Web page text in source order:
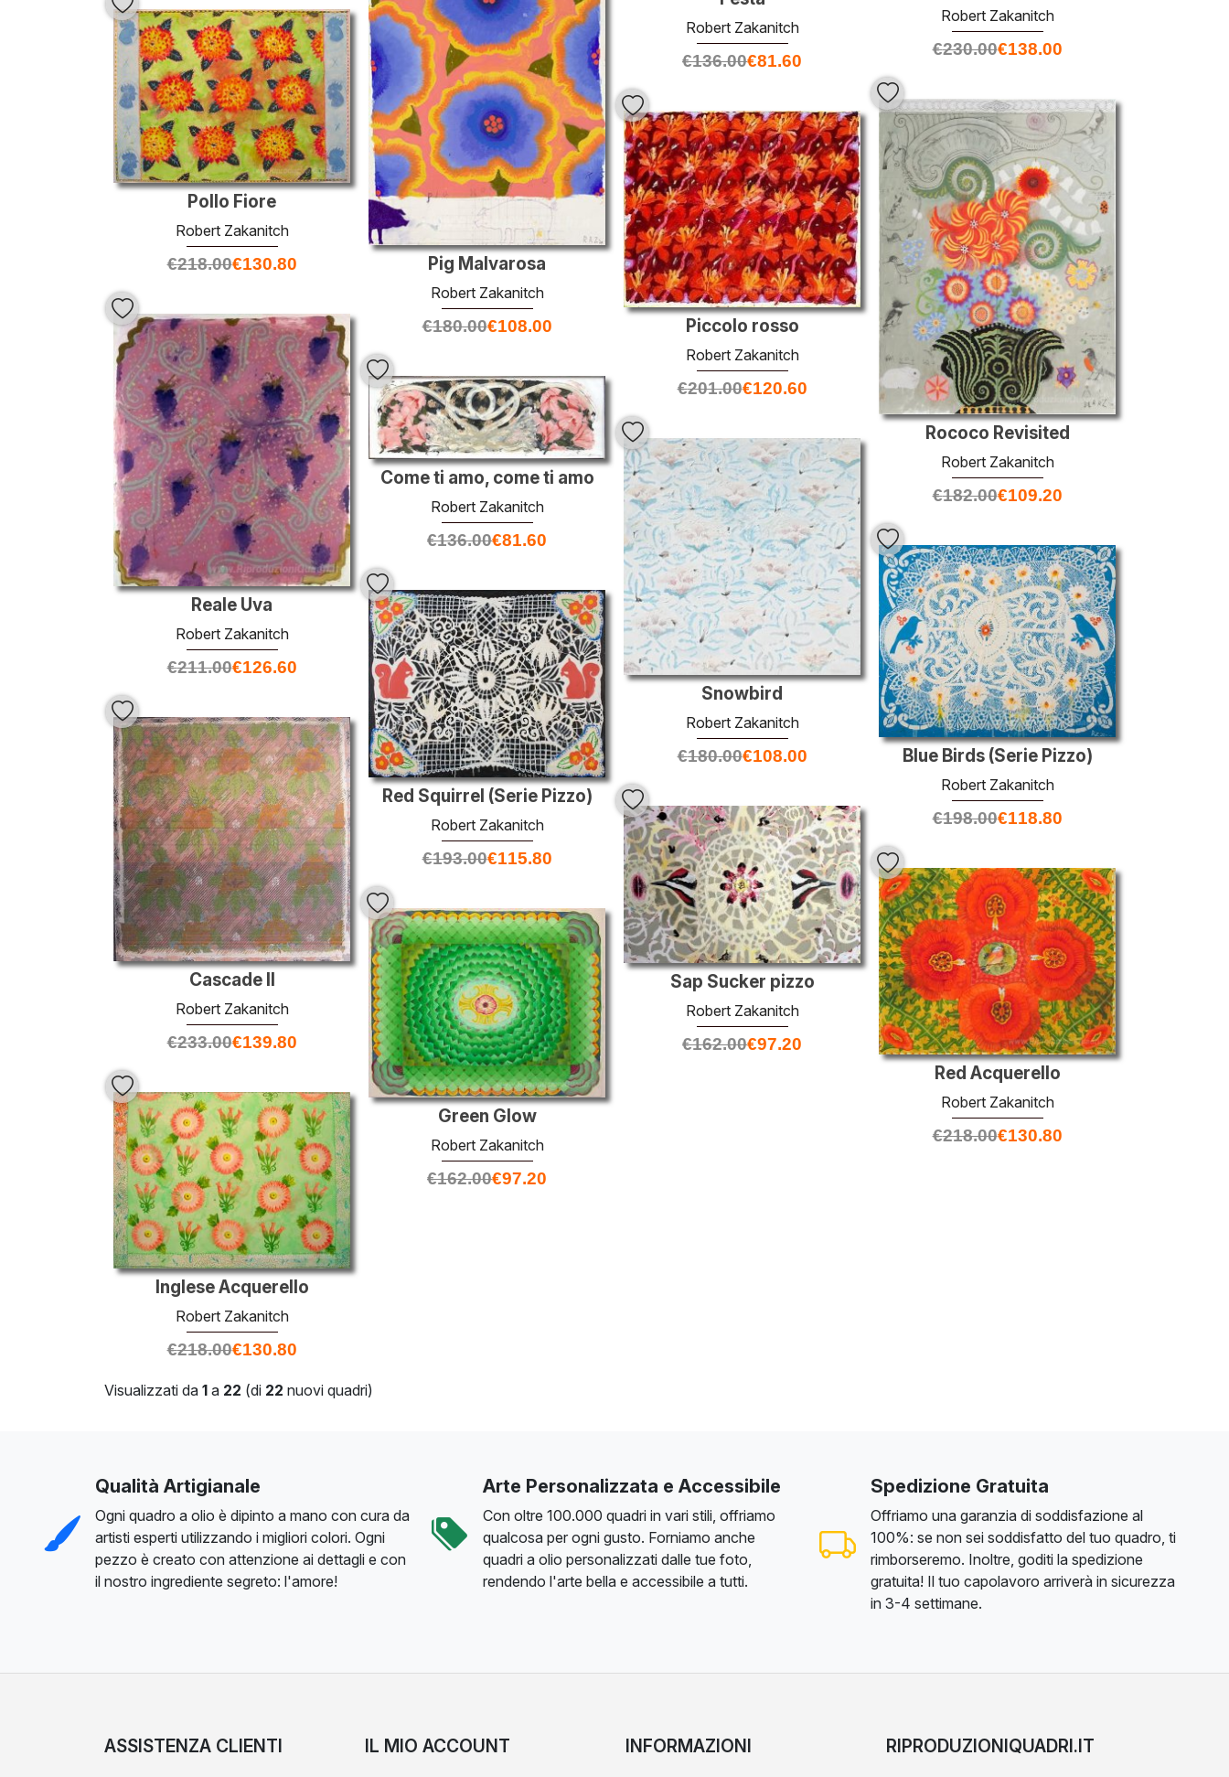
Robert Zakanitch
€230.00€138.00
Robert Zakanitch
€136.00€81.60
Pig Malvarosa
Robert Zakanitch
€180.00€108.00
Pollo Fiore
Robert Zakanitch
€218.00€130.80
Rococo Revisited
Robert Zakanitch
€182.00€109.20
Piccolo rosso
Robert Zakanitch
€201.00€120.60
Reale Uva
Robert Zakanitch
€211.00€126.60
Come ti amo, come ti amo
Robert Zakanitch
€136.00€81.60
Snowbird
Robert Zakanitch
€180.00€108.00 Blue Birds (Serie Pizzo)
Robert Zakanitch
€198.00€118.80
Red Squirrel (Serie Pizzo)
Robert Zakanitch
€193.00€115.80
Cascade II
Robert Zakanitch
€233.00€139.80
Sap Sucker pizzo
Robert Zakanitch
€162.00€97.20
Red Acquerello
Robert Zakanitch
€218.00€130.80
Green Glow
Robert Zakanitch
€162.00€97.20
Inglese Acquerello
Robert Zakanitch
€218.00€130.80
Visualizzati da 1 a 22 (di 22 nuovi quadri)
Qualità Artigianale
Ogni quadro a olio è dipinto a mano con cura da
artisti esperti utilizzando i migliori colori. Ogni
pezzo è creato con attenzione ai dettagli e con
il nostro ingrediente segreto: l'amore!
Arte Personalizzata e Accessibile
Con oltre 100.000 quadri in vari stili, offriamo
qualcosa per ogni gusto. Forniamo anche
quadri a olio personalizzati dalle tue foto,
rendendo l'arte bella e accessibile a tutti.
Spedizione Gratuita
Offriamo una garanzia di soddisfazione al
100%: se non sei soddisfatto del tuo quadro, ti
rimborseremo. Inoltre, goditi la spedizione
gratuita! Il tuo capolavoro arriverà in sicurezza
in 3-4 settimane.
ASSISTENZA CLIENTI IL MIO ACCOUNT INFORMAZIONI RIPRODUZIONIQUADRI.IT